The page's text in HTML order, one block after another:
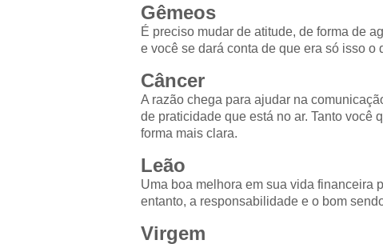
Gêmeos
É preciso mudar de atitude, de forma de
e você se dará conta de que era só isso o
Câncer
A razão chega para ajudar na
de praticidade que está no ar. Tanto você
forma mais clara.
Leão
Uma boa melhora em sua vida financeira
entanto, a responsabilidade e o bom
Virgem